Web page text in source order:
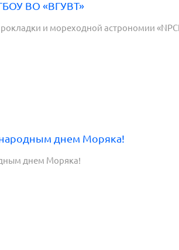
ВО «ВГУВТ»
и мореходной астрономии
днем Моряка!
днем Моряка!